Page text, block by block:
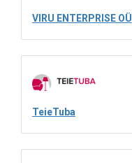
VIRU ENTERPRISE OÜ
TeieTuba